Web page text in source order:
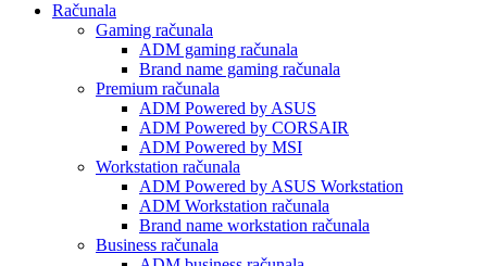
Računala
Gaming računala
ADM gaming računala
Brand name gaming računala
Premium računala
ADM Powered by ASUS
ADM Powered by CORSAIR
ADM Powered by MSI
Workstation računala
ADM Powered by ASUS Workstation
ADM Workstation računala
Brand name workstation računala
Business računala